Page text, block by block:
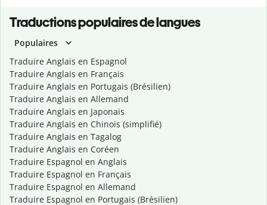
Traductions populaires de langues
Populaires
Traduire Anglais en Espagnol
Traduire Anglais en Français
Traduire Anglais en Portugais (Brésilien)
Traduire Anglais en Allemand
Traduire Anglais en Japonais
Traduire Anglais en Chinois (simplifié)
Traduire Anglais en Tagalog
Traduire Anglais en Coréen
Traduire Espagnol en Anglais
Traduire Espagnol en Français
Traduire Espagnol en Allemand
Traduire Espagnol en Portugais (Brésilien)